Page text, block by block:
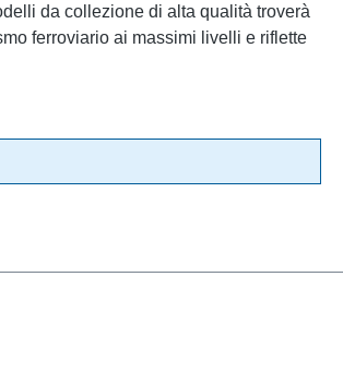
da collezione di alta qualità troverà
ferroviario ai massimi livelli e riflette